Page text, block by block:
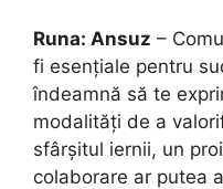
Runa: Ansuz –
fi esențiale pentru
îndeamnă să te
modalități de a
sfârșitul iernii, un
colaborare ar putea